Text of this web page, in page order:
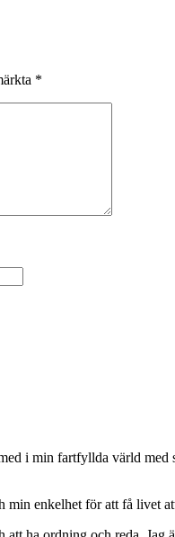
*
i min fartfyllda värld
enkelhet för att få livet